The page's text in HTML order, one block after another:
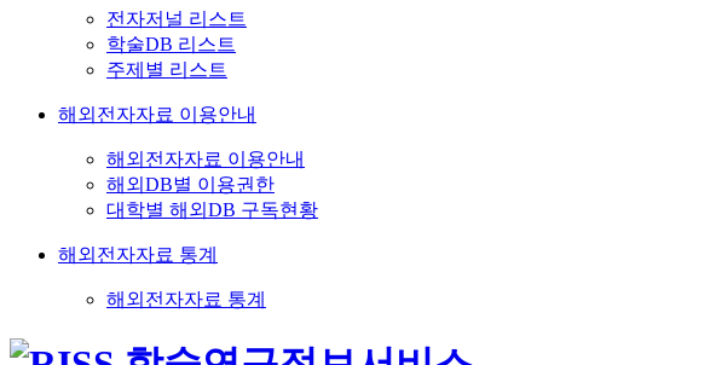
전자저널 리스트
학술DB 리스트
주제별 리스트
해외전자자료 이용안내
해외전자자료 이용안내
해외DB별 이용권한
대학별 해외DB 구독현황
해외전자자료 통계
해외전자자료 통계